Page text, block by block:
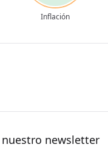
Inflación
newsletter